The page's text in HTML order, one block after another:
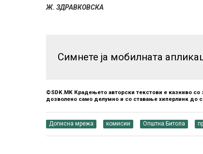
Ж. ЗДРАВКОВСКА
Симнете ја мобилната
©SDK.MK Крадењето авторски текстови е казниво
дозволено само делумно и со ставање хиперлинк до
Дописна мрежа комисии Општна Битола